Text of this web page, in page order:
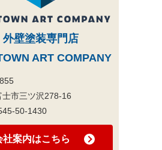
外壁塗装専門店
ART COMPANY
士市三ツ沢278-16
50-1430
社案内はこちら